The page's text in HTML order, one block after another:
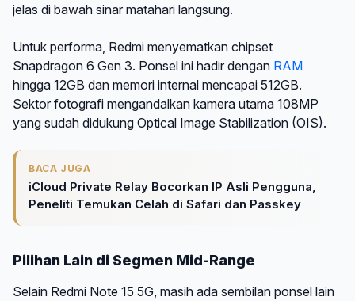
jelas di bawah sinar matahari langsung.
Untuk performa, Redmi menyematkan chipset
Snapdragon 6 Gen 3. Ponsel ini hadir dengan RAM
hingga 12GB dan memori internal mencapai 512GB.
Sektor fotografi mengandalkan kamera utama 108MP
yang sudah didukung Optical Image Stabilization (OIS).
BACA JUGA
iCloud Private Relay Bocorkan IP Asli Pengguna,
Peneliti Temukan Celah di Safari dan Passkey
Pilihan Lain di Segmen Mid-Range
Selain Redmi Note 15 5G, masih ada sembilan ponsel lain